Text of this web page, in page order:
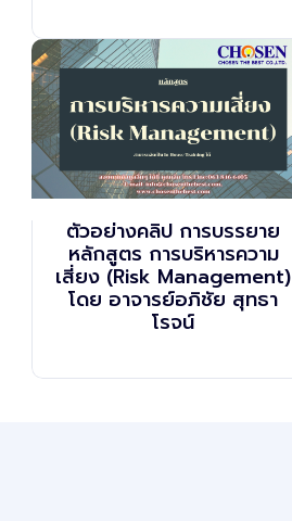
ตัวอย่างคลิป การบรรยาย
หลักสูตร การบริหารความ
เสี่ยง (Risk Management)
โดย อาจารย์อภิชัย สุทธา
โรจน์